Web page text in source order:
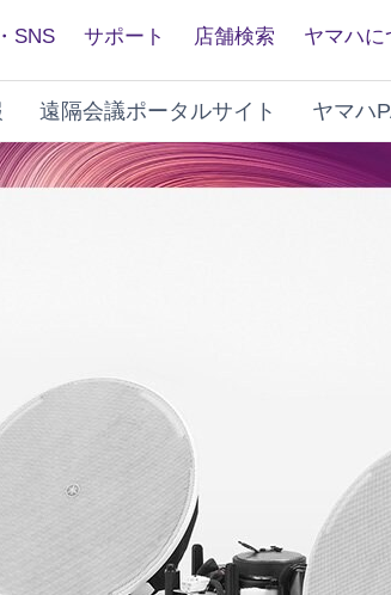
SNS サポート 店舗検索 ヤマハに
遠隔会議ポータルサイト ヤマハ